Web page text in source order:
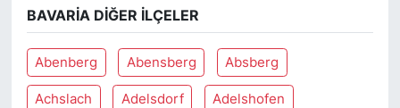
BAVARIA DIĞER İLÇELER
Abenberg Abensberg Absberg
Achslach Adelsdorf Adelshofen